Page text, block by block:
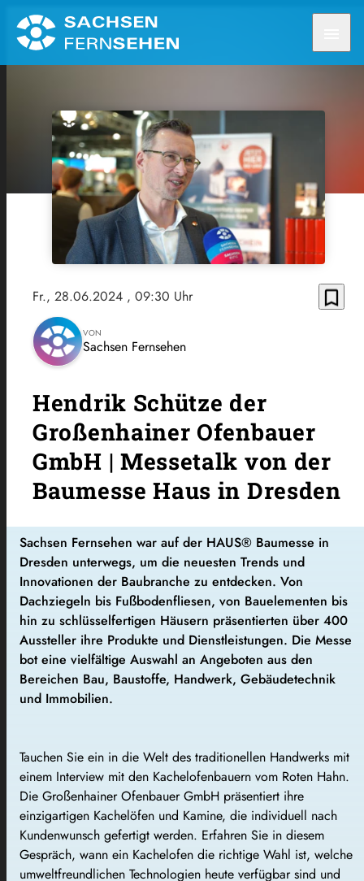
Fr., 28.06.2024 , 09:30 Uhr bookmark_border
VON
Sachsen Fernsehen
Hendrik Schütze der
Großenhainer Ofenbauer
GmbH | Messetalk von der
Baumesse Haus in Dresden
Sachsen Fernsehen war auf der HAUS® Baumesse in
Dresden unterwegs, um die neuesten Trends und
Innovationen der Baubranche zu entdecken. Von
Dachziegeln bis Fußbodenfliesen, von Bauelementen bis
hin zu schlüsselfertigen Häusern präsentierten über 400
Aussteller ihre Produkte und Dienstleistungen. Die Messe
bot eine vielfältige Auswahl an Angeboten aus den
Bereichen Bau, Baustoffe, Handwerk, Gebäudetechnik
und Immobilien.
Tauchen Sie ein in die Welt des traditionellen Handwerks mit
einem Interview mit den Kachelofenbauern vom Roten Hahn.
Die Großenhainer Ofenbauer GmbH präsentiert ihre
einzigartigen Kachelöfen und Kamine, die individuell nach
Kundenwunsch gefertigt werden. Erfahren Sie in diesem
Gespräch, wann ein Kachelofen die richtige Wahl ist, welche
umweltfreundlichen Technologien heute verfügbar sind und